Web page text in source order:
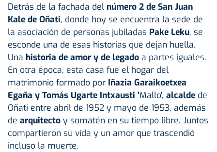
Detrás de la fachada del número 2 de San Juan
Kale de Oñati, donde hoy se encuentra la sede de
la asociación de personas jubiladas Pake Leku, se
esconde una de esas historias que dejan huella.
Una historia de amor y de legado a partes iguales.
En otra época, esta casa fue el hogar del
matrimonio formado por Iñazia Garaikoetxea
Egaña y Tomás Ugarte Intxausti 'Mallo', alcalde de
Oñati entre abril de 1952 y mayo de 1953, además
de arquitecto y somatén en su tiempo libre. Juntos
compartieron su vida y un amor que trascendió
incluso la muerte.